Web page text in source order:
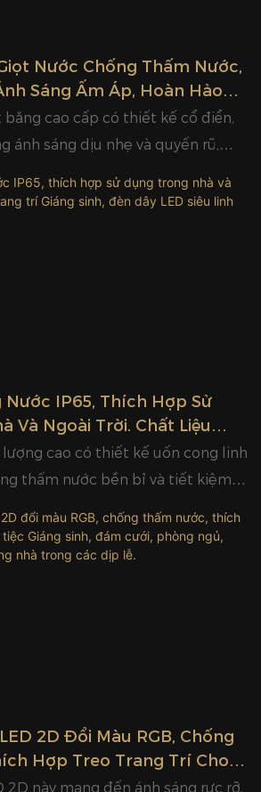
Nước Chống Thấm Nước,
Sáng Ấm Áp, Hoàn Hảo
Trời Dịp Giáng Sinh |
cao cấp có thiết kế cổ điển,
ánh sáng dịu nhẹ và quyến rũ,
thêm phần đẹp mắt. Được làm
cao, chúng bền, chịu được thời
phù hợp cho cả sử dụng
kế điện áp thấp an toàn đảm
và an toàn. Ngoại hình trang nhã
khiến những dây đèn hình giọt
biến cho trang trí nhà cửa, bố
số lượng lớn, là lựa chọn chiếu
mùa hoàn hảo.
Nước IP65, Thích Hợp Sử
Và Ngoài Trời. Chất Liệu
Đèn Dây LED Siêu Linh
lượng cao có thiết kế uốn cong linh
thấm nước bền bỉ và tiết kiệm
cho chiếu sáng trang trí trong
phẩm có độ sáng ổn định, tuổi
hỗ trợ nhiều chế độ đổi màu để
ánh sáng tuyệt vời, hiệu suất
trải nghiệm hình ảnh phong cách,
2D Đổi Màu RGB, Chống
Hợp Treo Trang Trí Cho
Đám Cưới, Phòng Ngủ, Hiên
2D này mang đến ánh sáng rực rỡ,